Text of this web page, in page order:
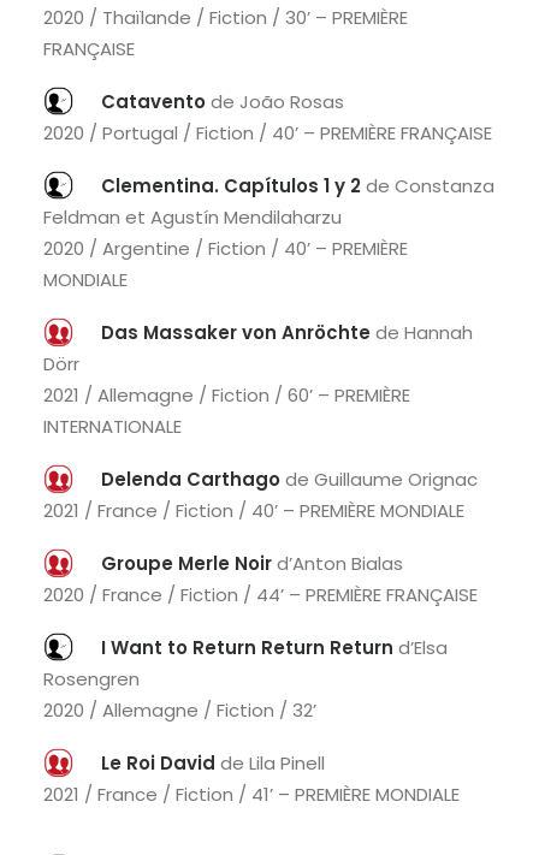
2020 / Thaïlande / Fiction / 30’ – PREMIÈRE
FRANÇAISE
Cataventode João Rosas
2020 / Portugal / Fiction / 40’ – PREMIÈRE FRANÇAISE
Clementina. Capítulos 1 y 2de Constanza
Feldman et Agustín Mendilaharzu
2020 / Argentine / Fiction / 40’ – PREMIÈRE
MONDIALE
Das Massaker von Anröchte de Hannah
Dörr
2021 / Allemagne / Fiction / 60’ – PREMIÈRE
INTERNATIONALE
Delenda Carthagode Guillaume Orignac
2021 / France / Fiction / 40’ – PREMIÈRE MONDIALE
Groupe Merle Noird’Anton Bialas
2020 / France / Fiction / 44’ – PREMIÈRE FRANÇAISE
I Want to Return Return Return d’Elsa
Rosengren
2020 / Allemagne / Fiction / 32’
Le Roi David de Lila Pinell
2021 / France / Fiction / 41’ – PREMIÈRE MONDIALE